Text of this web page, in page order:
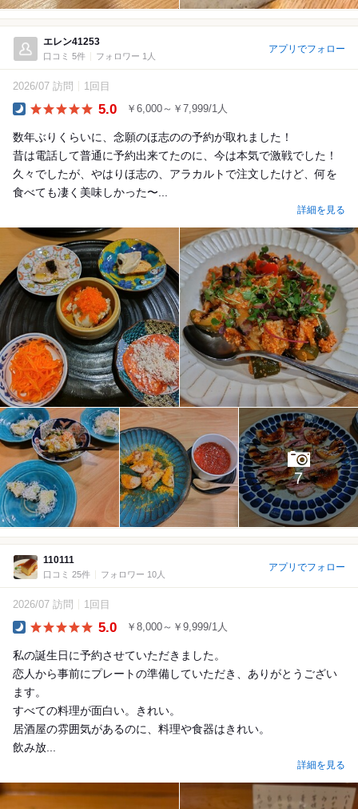
エレン41253
口コミ 5件 フォロワー 1人
アプリでフォロー
2026/07 訪問 1回目
5.0 ￥6,000～￥7,999/1人
数年ぶりくらいに、念願のほ志のの予約が取れました！
昔は電話して普通に予約出来てたのに、今は本気で激戦でした！
久々でしたが、やはりほ志の、アラカルトで注文したけど、何を
食べても凄く美味しかった〜...
詳細を見る
7
110111
口コミ 25件 フォロワー 10人
アプリでフォロー
2026/07 訪問 1回目
5.0 ￥8,000～￥9,999/1人
私の誕生日に予約させていただきました。
恋人から事前にプレートの準備していただき、ありがとうござい
ます。
すべての料理が面白い。きれい。
居酒屋の雰囲気があるのに、料理や食器はきれい。
飲み放...
詳細を見る